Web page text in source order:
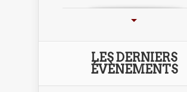
LES DERNIERS
ÉVÈNEMENTS